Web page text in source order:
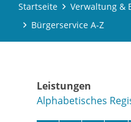
Startseite
Verwaltung &
Bürgerservice A-Z
Leistungen
Alphabetisches